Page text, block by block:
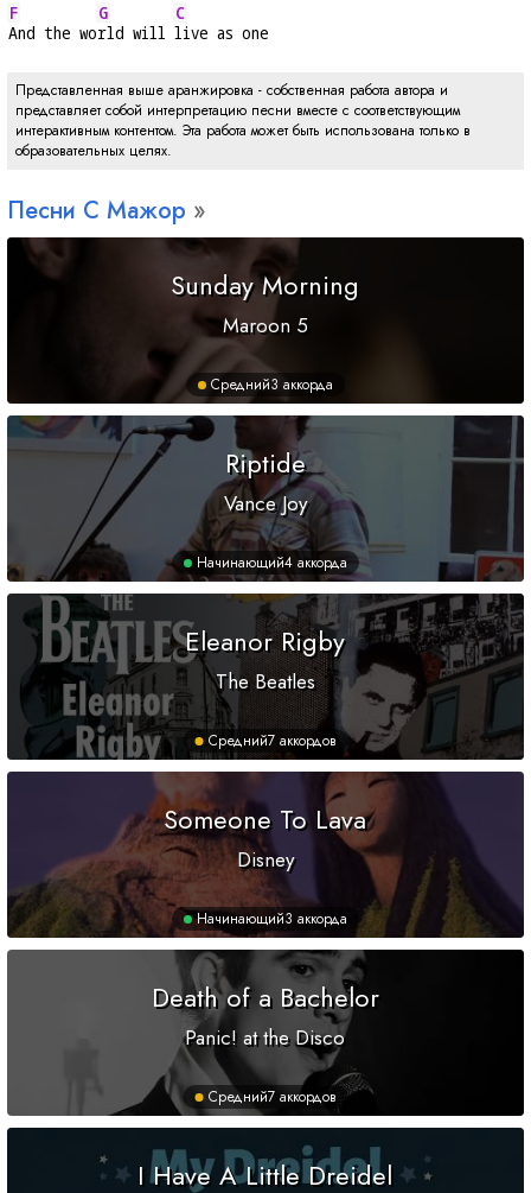
F
And the wo
G
rld will
C
live as one
Представленная выше аранжировка - собственная работа автора и
представляет собой интерпретацию песни вместе с соответствующим
интерактивным контентом. Эта работа может быть использована только в
образовательных целях.
Песни C Мажор
Sunday Morning
Maroon 5
Средний3 аккорда
Riptide
Vance Joy
Начинающий4 аккорда
Eleanor Rigby
The Beatles
Средний7 аккордов
Someone To Lava
Disney
Начинающий3 аккорда
Death of a Bachelor
Panic! at the Disco
Средний7 аккордов
I Have A Little Dreidel